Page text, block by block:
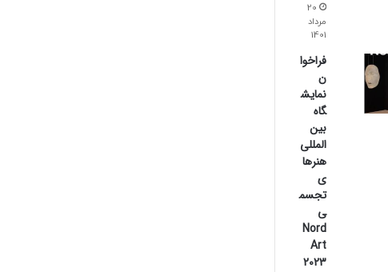
20
مرداد
1401
فراخوا
ن
نمایش
گاه
بین
المللی
هنرها
ی
تجسم
ی
Nord
Art
2023